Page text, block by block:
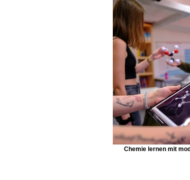
Chemie lernen mit